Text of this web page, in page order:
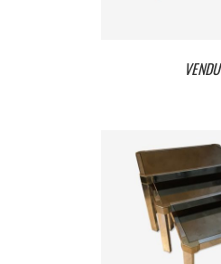
VENDU